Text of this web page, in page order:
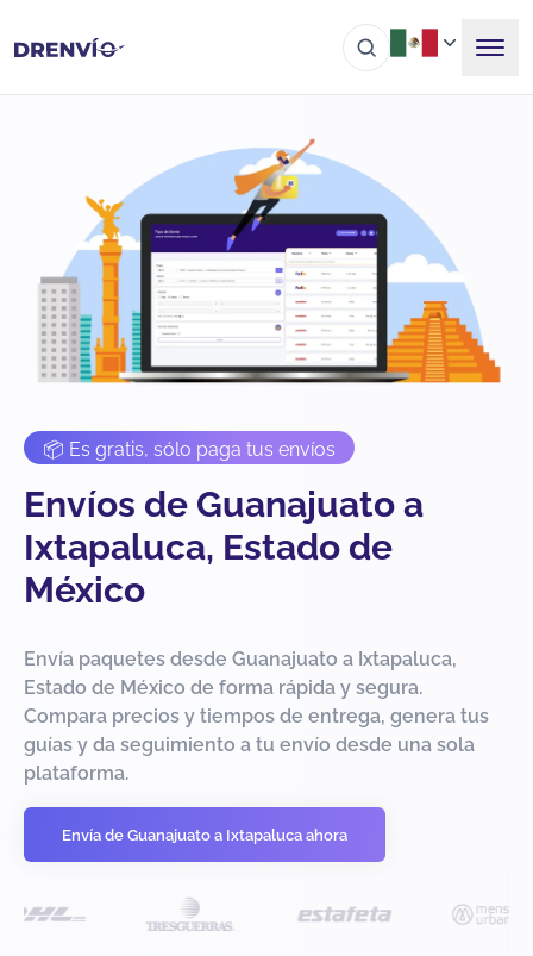
📦 Es gratis, sólo paga tus envíos
Envíos de Guanajuato a
Ixtapaluca, Estado de
México
Envía paquetes desde Guanajuato a Ixtapaluca,
Estado de México de forma rápida y segura.
Compara precios y tiempos de entrega, genera tus
guías y da seguimiento a tu envío desde una sola
plataforma.
Envía de Guanajuato a Ixtapaluca ahora